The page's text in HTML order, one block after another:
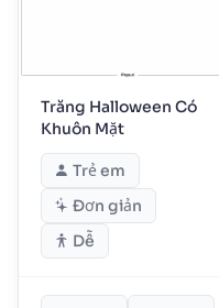
Trăng Halloween Có
Khuôn Mặt
Trẻ em
Đơn giản
Dễ